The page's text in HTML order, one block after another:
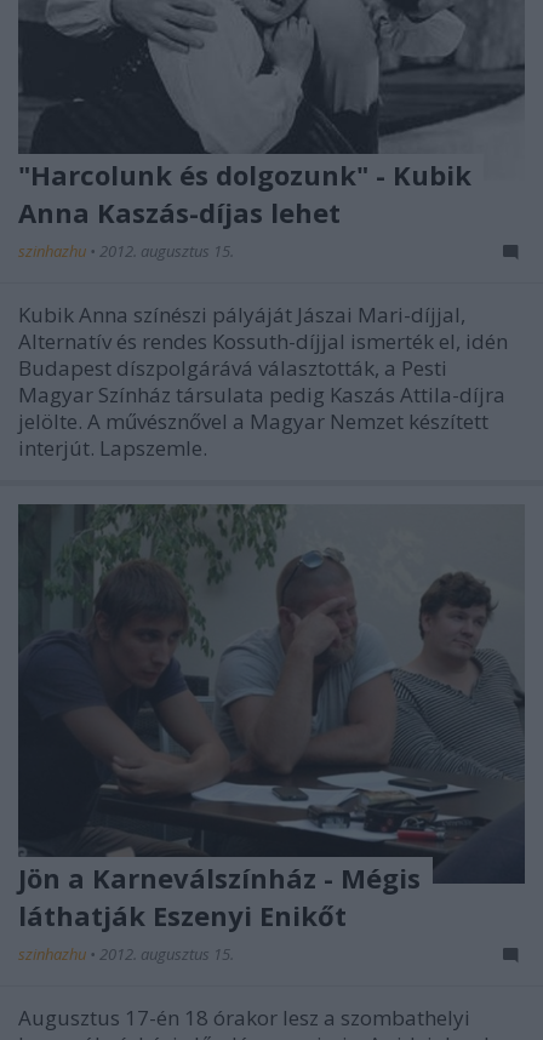
"Harcolunk és dolgozunk" - Kubik
Anna Kaszás-díjas lehet
szinhazhu • 2012. augusztus 15.
Kubik Anna színészi pályáját Jászai Mari-díjjal,
Alternatív és rendes Kossuth-díjjal ismerték el, idén
Budapest díszpolgárává választották, a Pesti
Magyar Színház társulata pedig Kaszás Attila-díjra
jelölte. A művésznővel a Magyar Nemzet készített
interjút. Lapszemle.
Jön a Karneválszínház - Mégis
láthatják Eszenyi Enikőt
szinhazhu • 2012. augusztus 15.
Augusztus 17-én 18 órakor lesz a szombathelyi